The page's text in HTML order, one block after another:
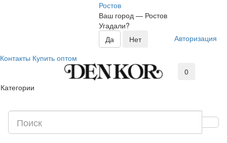
Ростов
Ваш город — Ростов
Угадали?
Авторизация
Контакты Купить оптом
0
Категории